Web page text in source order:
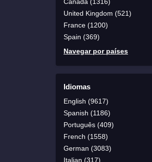
United Kingdom (521)
France (1200)
Spain (369)
Navegar por países
Idiomas
English (9617)
Spanish (1186)
Português (409)
French (1558)
German (3083)
Italian (317)